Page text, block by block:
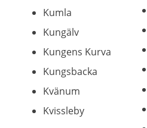
Kumla
Kungälv
Kungens Kurva
Kungsbacka
Kvänum
Kvissleby